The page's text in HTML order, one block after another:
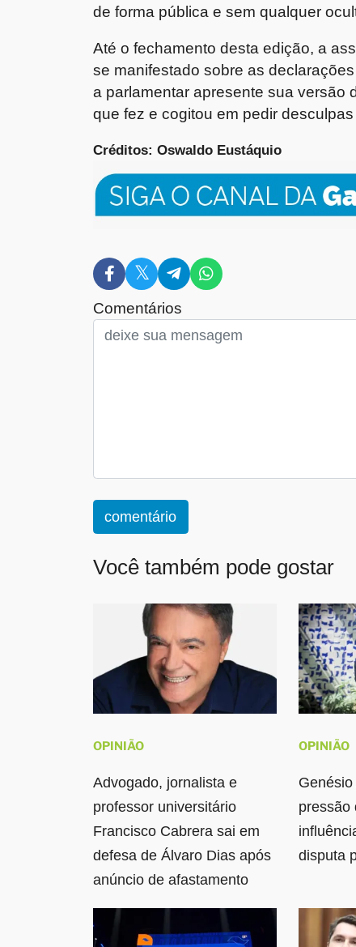
de forma pública e sem qualquer
Até o fechamento desta edição, a
se manifestado sobre as
a parlamentar apresente sua versão
que fez e cogitou em pedir
Créditos: Oswaldo Eustáquio
Comentários
comentário
Você também pode gostar
OPINIÃO
Advogado, jornalista e
professor universitário
Francisco Cabrera sai em
defesa de Álvaro Dias após
anúncio de afastamento
OPINIÃO
pressão
disputa